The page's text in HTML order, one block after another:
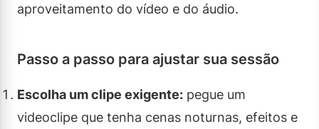
aproveitamento do vídeo e do áudio.
Passo a passo para ajustar sua sessão
Escolha um clipe exigente: pegue um
videoclipe que tenha cenas noturnas, efeitos e